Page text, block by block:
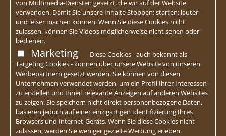
von Multimedia-Diensten gesetzt, die wir auf der Website
verwenden. Damit Sie unsere Inhalte Stoppen; starten; lauter
und leiser machen können. Wenn Sie diese Cookies nicht
zulassen, können Sie Videos möglicherweise nicht sehen oder
bedienen.
Marketing
Diese Cookies - auch bekannt als
Targeting Cookies - können über unsere Website von unseren
Werbepartnern gesetzt werden. Sie können von diesen
Unternehmen verwendet werden, um ein Profil Ihrer Interessen
zu erstellen und Ihnen relevante Anzeigen auf anderen Websites
zu zeigen. Sie speichern nicht direkt personenbezogene Daten,
basieren jedoch auf einer einzigartigen Identifizierung Ihres
Browsers und Internet-Geräts. Wenn Sie diese Cookies nicht
zulassen, werden Sie weniger gezielte Werbung erleben.